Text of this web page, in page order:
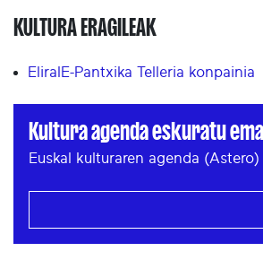
KULTURA ERAGILEAK
EliralE-Pantxika Telleria konpainia
Kultura agenda eskuratu
Euskal kulturaren agenda (Astero)